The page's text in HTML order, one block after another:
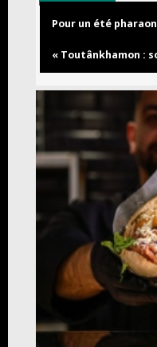
Pour un été
« Toutânkhamon :